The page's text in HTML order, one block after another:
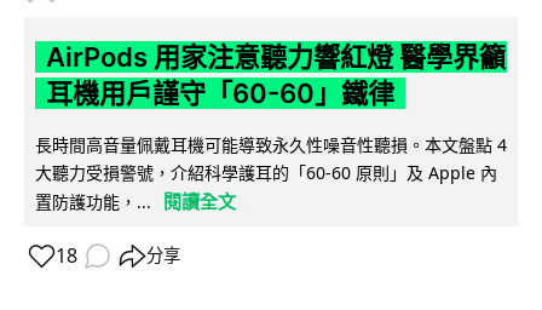
AirPods 用家注意聽力響紅燈 醫學界籲
耳機用戶謹守「60-60」鐵律
長時間高音量佩戴耳機可能導致永久性噪音性聽損。本文盤點 4
大聽力受損警號，介紹科學護耳的「60-60 原則」及 Apple 內
置防護功能，...
閱讀全文
18 分享